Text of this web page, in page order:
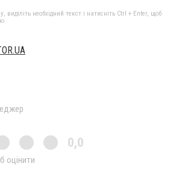
необхідний текст і натисніть Ctrl + Enter, щоб
0,0
оцінити